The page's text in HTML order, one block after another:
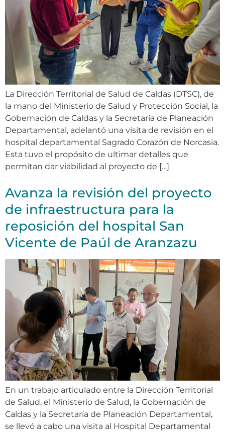
La Dirección Territorial de Salud de Caldas (DTSC), de
la mano del Ministerio de Salud y Protección Social, la
Gobernación de Caldas y la Secretaría de Planeación
Departamental, adelantó una visita de revisión en el
hospital departamental Sagrado Corazón de Norcasia.
Esta tuvo el propósito de ultimar detalles que
permitan dar viabilidad al proyecto de […]
Avanza la revisión del proyecto
de infraestructura para la
reposición del hospital San
Vicente de Paúl de Aranzazu
En un trabajo articulado entre la Dirección Territorial
de Salud, el Ministerio de Salud, la Gobernación de
Caldas y la Secretaría de Planeación Departamental,
se llevó a cabo una visita al Hospital Departamental